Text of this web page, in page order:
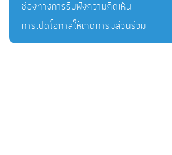
ช่องทางการรับฟังความคิดเห็น
การเปิดโอกาสให้เกิดการมีส่วนร่วม